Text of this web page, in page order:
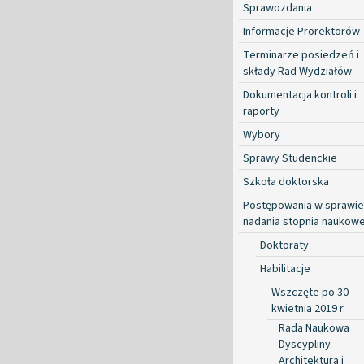
Sprawozdania
Informacje Prorektorów
Terminarze posiedzeń i
składy Rad Wydziałów
Dokumentacja kontroli i
raporty
Wybory
Sprawy Studenckie
Szkoła doktorska
Postępowania w sprawie
nadania stopnia
Doktoraty
Habilitacje
Wszczęte po 30
kwietnia 2019 r.
Rada Naukowa
Dyscypliny
Architektura i